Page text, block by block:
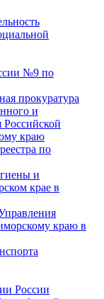
№9 по
прокуратура
и
Российской
краю
по
и
крае в
краю в
России